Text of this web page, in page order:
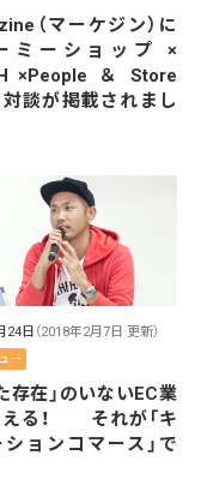
（マーケジン）に
ミーショップ ×
×People ＆ Store
談が掲載されまし
24日 （2018年2月7日 更新）
ー
存在」のいないEC業
える！ それが「キ
ョンコマース」で